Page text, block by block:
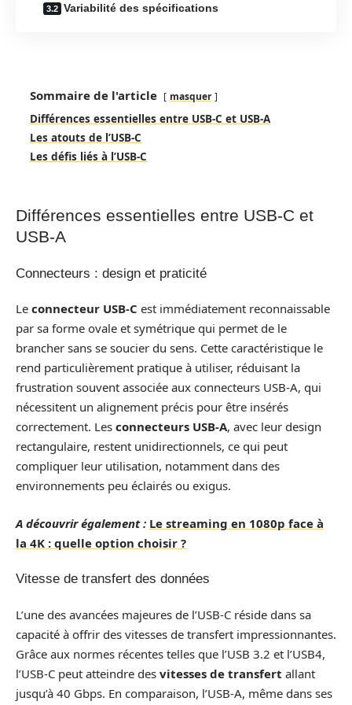
Variabilité des spécifications
Sommaire de l'article masquer
Différences essentielles entre USB-C et USB-A
Les atouts de l’USB-C
Les défis liés à l’USB-C
Différences essentielles entre USB-C et
USB-A
Connecteurs : design et praticité
Le connecteur USB-C est immédiatement reconnaissable
par sa forme ovale et symétrique qui permet de le
brancher sans se soucier du sens. Cette caractéristique le
rend particulièrement pratique à utiliser, réduisant la
frustration souvent associée aux connecteurs USB-A, qui
nécessitent un alignement précis pour être insérés
correctement. Les connecteurs USB-A, avec leur design
rectangulaire, restent unidirectionnels, ce qui peut
compliquer leur utilisation, notamment dans des
environnements peu éclairés ou exigus.
A découvrir également : Le streaming en 1080p face à
la 4K : quelle option choisir ?
Vitesse de transfert des données
L’une des avancées majeures de l’USB-C réside dans sa
capacité à offrir des vitesses de transfert impressionnantes.
Grâce aux normes récentes telles que l’USB 3.2 et l’USB4,
l’USB-C peut atteindre des vitesses de transfert allant
jusqu’à 40 Gbps. En comparaison, l’USB-A, même dans ses